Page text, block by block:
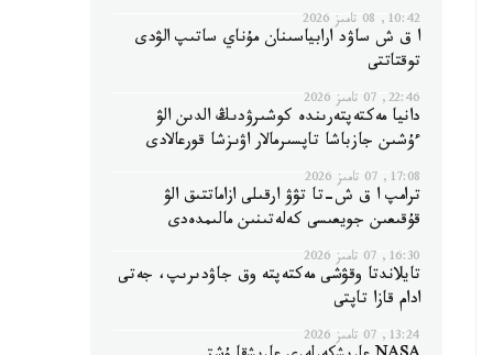
10:42, 08 تامىز 2026
ا ق ش ساۋد ارابياسىنان مۇناي ساتىپ الۋدى
توقتاتتى
22:46, 07 تامىز 2026
دانيا مەكتەپتەرىندە كوشىرۋدىڭ الدىن الۋ
ءۇشىن جازباشا تاپسىرمالار اۋىزشا قورعالادى
17:08, 07 تامىز 2026
ترامپ ا ق ش-تا تۋۋ ارقىلى ازاماتتىق الۋ
قۇقىعىن جويعىسى كەلەتىنىن مالىمدەدى
16:30, 07 تامىز 2026
تايلاندتا وقۋشى مەكتەپتە وق جاۋدىرىپ، جەتى
ادام قازا تاپتى
13:24, 07 تامىز 2026